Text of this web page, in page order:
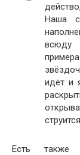
Наша
всюду
идёт и
Есть также